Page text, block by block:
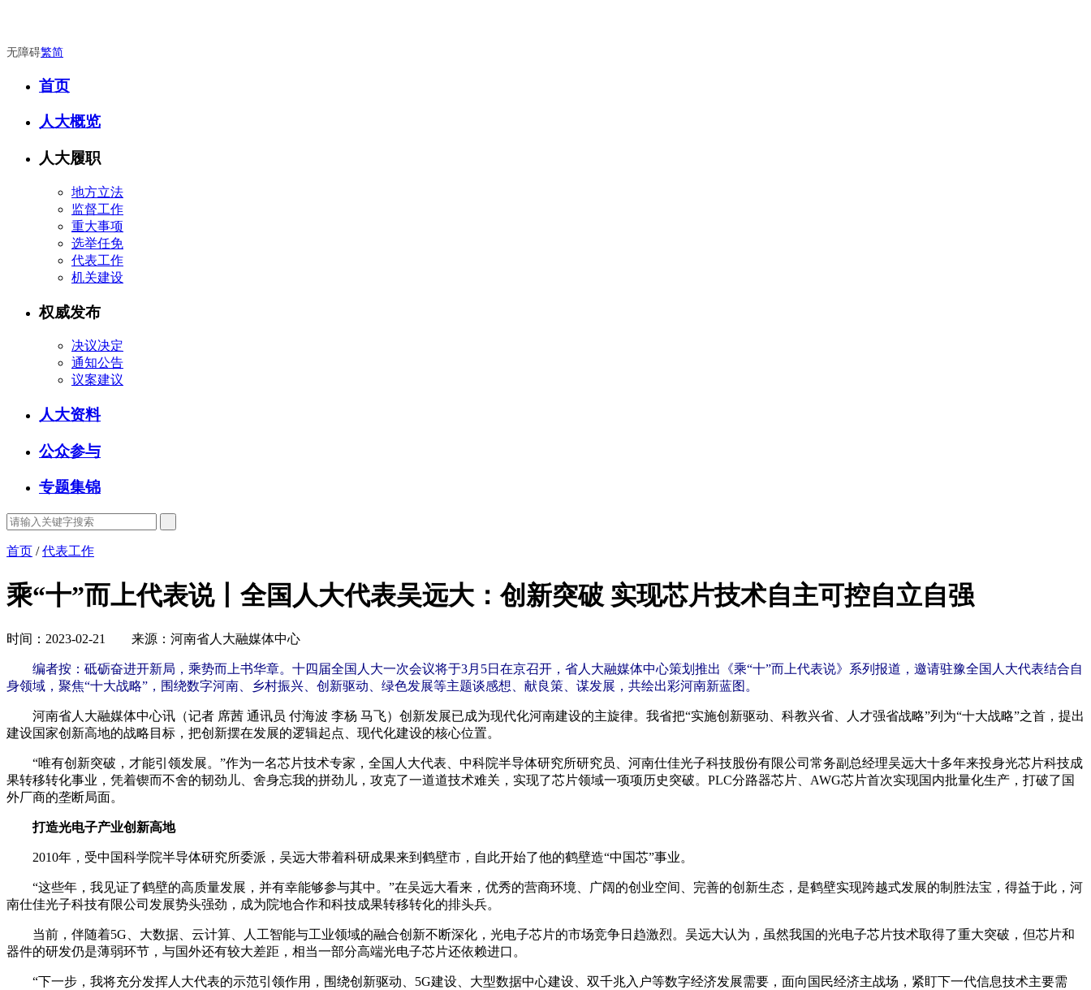
无障碍繁简
首页
人大概览
人大履职
地方立法
监督工作
重大事项
选举任免
代表工作
机关建设
权威发布
决议决定
通知公告
议案建议
人大资料
公众参与
专题集锦
首页 /代表工作
乘“十”而上代表说丨全国人大代表吴远大：创新突破 实现芯片技术自主可控自立自强
时间：2023-02-21 来源：河南省人大融媒体中心
编者按：砥砺奋进开新局，乘势而上书华章。十四届全国人大一次会议将于3月5日在京召开，省人大融媒体中心策划推出《乘“十”而上代表说》系列报道，邀请驻豫全国人大代表结合自
身领域，聚焦“十大战略”，围绕数字河南、乡村振兴、创新驱动、绿色发展等主题谈感想、献良策、谋发展，共绘出彩河南新蓝图。
河南省人大融媒体中心讯（记者 席茜 通讯员 付海波 李杨 马飞）创新发展已成为现代化河南建设的主旋律。我省把“实施创新驱动、科教兴省、人才强省战略”列为“十大战略”之首，提出
建设国家创新高地的战略目标，把创新摆在发展的逻辑起点、现代化建设的核心位置。
“唯有创新突破，才能引领发展。”作为一名芯片技术专家，全国人大代表、中科院半导体研究所研究员、河南仕佳光子科技股份有限公司常务副总经理吴远大十多年来投身光芯片科技成
果转移转化事业，凭着锲而不舍的韧劲儿、舍身忘我的拼劲儿，攻克了一道道技术难关，实现了芯片领域一项项历史突破。PLC分路器芯片、AWG芯片首次实现国内批量化生产，打破了国
外厂商的垄断局面。
打造光电子产业创新高地
2010年，受中国科学院半导体研究所委派，吴远大带着科研成果来到鹤壁市，自此开始了他的鹤壁造“中国芯”事业。
“这些年，我见证了鹤壁的高质量发展，并有幸能够参与其中。”在吴远大看来，优秀的营商环境、广阔的创业空间、完善的创新生态，是鹤壁实现跨越式发展的制胜法宝，得益于此，河
南仕佳光子科技有限公司发展势头强劲，成为院地合作和科技成果转移转化的排头兵。
当前，伴随着5G、大数据、云计算、人工智能与工业领域的融合创新不断深化，光电子芯片的市场竞争日趋激烈。吴远大认为，虽然我国的光电子芯片技术取得了重大突破，但芯片和
器件的研发仍是薄弱环节，与国外还有较大差距，相当一部分高端光电子芯片还依赖进口。
“下一步，我将充分发挥人大代表的示范引领作用，围绕创新驱动、5G建设、大型数据中心建设、双千兆入户等数字经济发展需要，面向国民经济主战场，紧盯下一代信息技术主要需